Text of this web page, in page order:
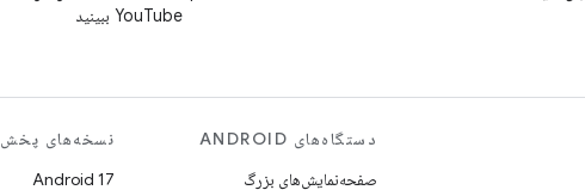
YouTube ببینید
دستگاه‌های ANDROID
صفحه‌نمایش‌های بزرگ
نسخه‌های پخش
Android 17